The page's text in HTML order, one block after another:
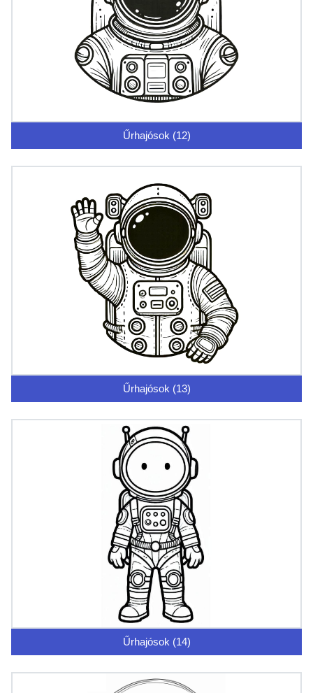
Űrhajósok (12)
Űrhajósok (13)
Űrhajósok (14)